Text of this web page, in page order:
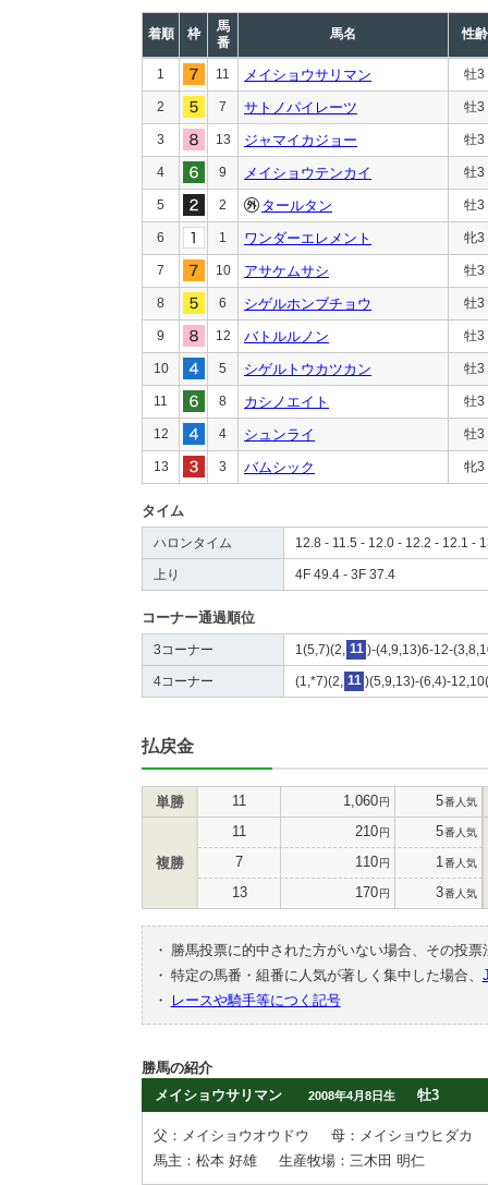
着順 枠
馬
番
馬名 性齢
1 11 メイショウサリマン 牡3
2 7 サトノパイレーツ 牡3
3 13 ジャマイカジョー 牡3
4 9 メイショウテンカイ 牡3
5 2 タールタン 牡3
6 1 ワンダーエレメント 牝3
7 10 アサケムサシ 牡3
8 6 シゲルホンブチョウ 牡3
9 12 バトルルノン 牡3
10 5 シゲルトウカツカン 牡3
11 8 カシノエイト 牡3
12 4 シュンライ 牡3
13 3 バムシック 牝3
タイム
ハロンタイム 12.8 - 11.5 - 12.0 - 12.2 - 12.1 -
上り 4F 49.4 - 3F 37.4
コーナー通過順位
3コーナー 1(5,7)(2, 11 )-(4,9,13)6-12-
4コーナー (1,*7)(2, 11 )(5,9,13)-(6,4)-
払戻金
単勝 11 1,060円 5番人気
複勝
11 210円 5番人気
7 110円 1 番人気
13 170円 3番人気
・
勝馬投票に的中された方がいない場合、その投
・ 特定の馬番・組番に人気が著しく集中した場合、
・
レースや騎手等につく記号
勝馬の紹介
メイショウサリマン
2008年4月8日生 牡3
父：メイショウオウドウ
母：メイショウヒダカ
馬主：松本 好雄
生産牧場：三木田 明仁